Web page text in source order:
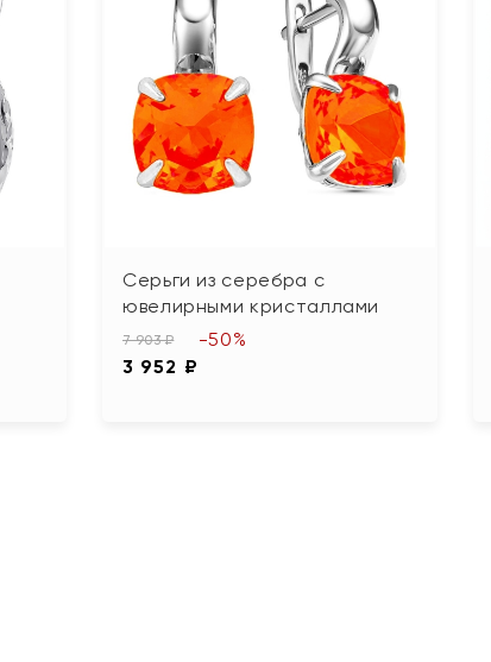
Серьги из серебра с
ювелирными кристаллами
7 903 ₽
3 952 ₽
-50%